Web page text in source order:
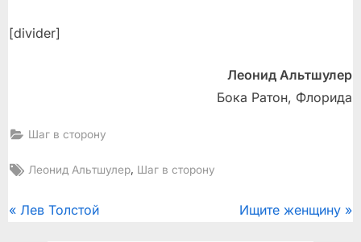
[divider]
Леонид Альтшулер
Бока Ратон, Флорида
Шаг в сторону
Tags:
Леонид Альтшулер, Шаг в сторону
Post
P
Лев Толстой
N
Ищите женщину